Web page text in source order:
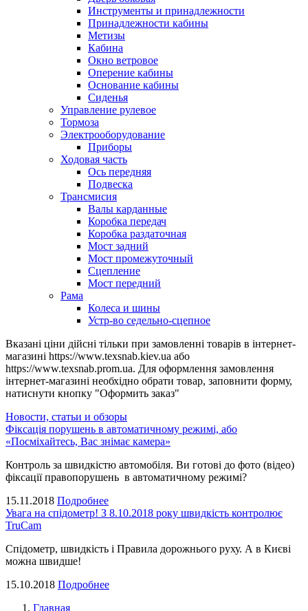
Инструменты и принадлежности
Принадлежности кабины
Метизы
Кабина
Окно ветровое
Оперение кабины
Основание кабины
Сиденья
Управление рулевое
Тормоза
Электрооборудование
Приборы
Ходовая часть
Ось передняя
Подвеска
Трансмисия
Валы карданные
Коробка передач
Коробка раздаточная
Мост задний
Мост промежуточный
Сцепление
Мост передний
Рама
Колеса и шины
Устр-во седельно-сцепное
Вказані ціни дійсні тільки при замовленні товарів в інтернет-
магазині https://www.texsnab.kiev.ua або
https://www.texsnab.prom.ua. Для оформлення замовлення
інтернет-магазині необхідно обрати товар, заповнити форму,
натиснути кнопку "Оформить заказ"
Новости, статьи и обзоры
Фіксація порушень в автоматичному режимі, або
«Посміхайтесь, Вас знімає камера»
Контроль за швидкістю автомобіля. Ви готові до фото (відео)
фіксації правопорушень в автоматичному режимі?
15.11.2018 Подробнее
Увага на спідометр! З 8.10.2018 року швидкість контролює
TruCam
Спідометр, швидкість і Правила дорожнього руху. А в Києві
можна швидше!
15.10.2018 Подробнее
Главная